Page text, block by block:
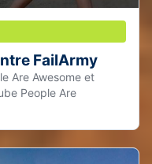
FailArmy
Are Awesome et
People Are